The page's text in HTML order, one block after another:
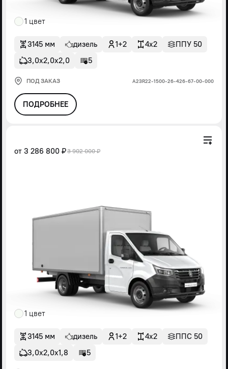
1 цвет
3145 мм дизель 1+2 4x2
ППУ 50
3,0х2,0х2,0
5
ПОД ЗАКАЗ А23R22-1500-26-426-67-00-000
ПОДРОБНЕЕ
от 3 286 800 ₽3 902 000 ₽
1 цвет
3145 мм дизель 1+2 4x2
ППС 50
3,0х2,0х1,8
5